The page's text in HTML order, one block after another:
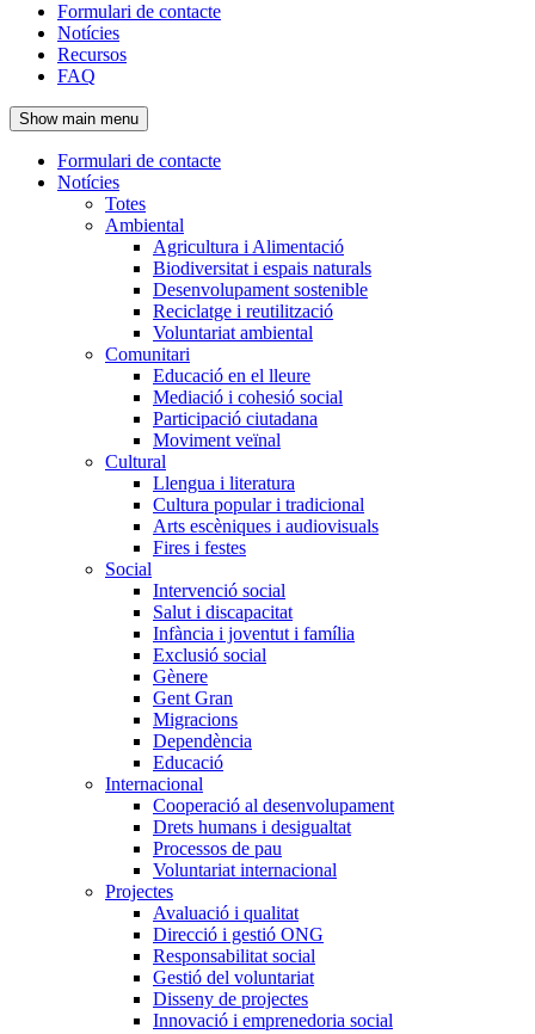
Navegació
principal
de
l'encapçalament
Formulari de contacte
Notícies
Recursos
FAQ
Show main menu
Navegació
principal
Formulari de contacte
Notícies
Totes
Ambiental
Agricultura i Alimentació
Biodiversitat i espais naturals
Desenvolupament sostenible
Reciclatge i reutilització
Voluntariat ambiental
Comunitari
Educació en el lleure
Mediació i cohesió social
Participació ciutadana
Moviment veïnal
Cultural
Llengua i literatura
Cultura popular i tradicional
Arts escèniques i audiovisuals
Fires i festes
Social
Intervenció social
Salut i discapacitat
Infància i joventut i família
Exclusió social
Gènere
Gent Gran
Migracions
Dependència
Educació
Internacional
Cooperació al desenvolupament
Drets humans i desigualtat
Processos de pau
Voluntariat internacional
Projectes
Avaluació i qualitat
Direcció i gestió ONG
Responsabilitat social
Gestió del voluntariat
Disseny de projectes
Innovació i emprenedoria social